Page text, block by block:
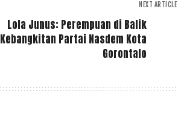
NEXT ARTICLE
Lola Junus: Perempuan di Balik
Kebangkitan Partai Nasdem Kota
Gorontalo